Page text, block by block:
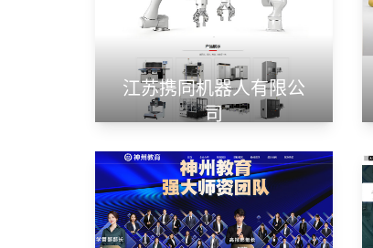
江苏携同机器人有限公
司